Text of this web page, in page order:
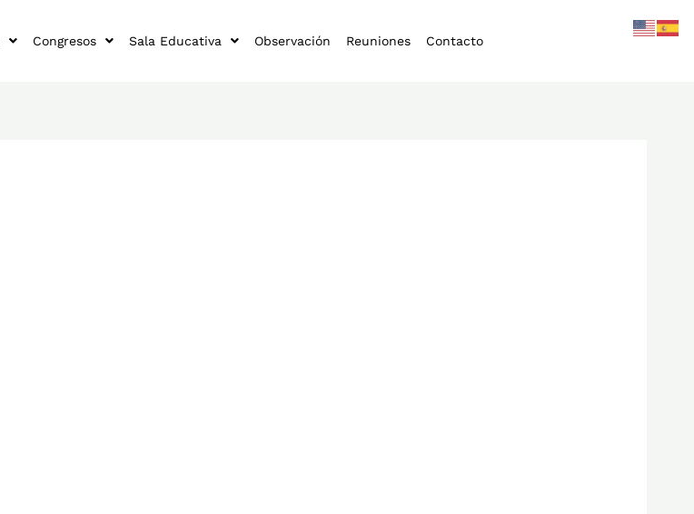
Congresos Sala Educativa Observación Reuniones Contacto